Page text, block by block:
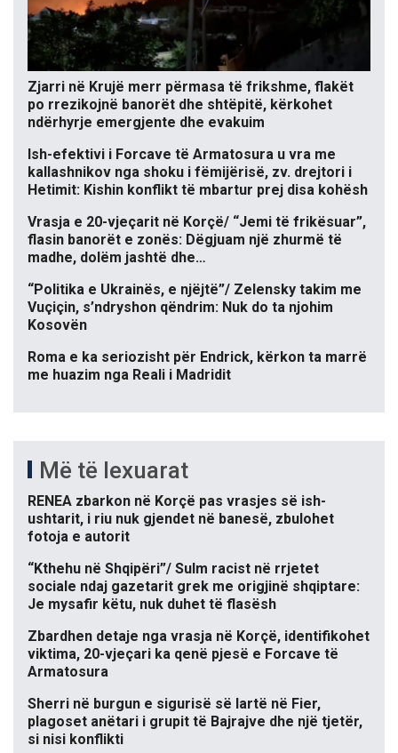
Zjarri në Krujë merr përmasa të frikshme, flakët
po rrezikojnë banorët dhe shtëpitë, kërkohet
ndërhyrje emergjente dhe evakuim
Ish-efektivi i Forcave të Armatosura u vra me
kallashnikov nga shoku i fëmijërisë, zv. drejtori i
Hetimit: Kishin konflikt të mbartur prej disa kohësh
Vrasja e 20-vjeçarit në Korçë/ “Jemi të frikësuar”,
flasin banorët e zonës: Dëgjuam një zhurmë të
madhe, dolëm jashtë dhe…
“Politika e Ukrainës, e njëjtë”/ Zelensky takim me
Vuçiçin, s’ndryshon qëndrim: Nuk do ta njohim
Kosovën
Roma e ka seriozisht për Endrick, kërkon ta marrë
me huazim nga Reali i Madridit
Më të lexuarat
RENEA zbarkon në Korçë pas vrasjes së ish-
ushtarit, i riu nuk gjendet në banesë, zbulohet
fotoja e autorit
“Kthehu në Shqipëri”/ Sulm racist në rrjetet
sociale ndaj gazetarit grek me origjinë shqiptare:
Je mysafir këtu, nuk duhet të flasësh
Zbardhen detaje nga vrasja në Korçë, identifikohet
viktima, 20-vjeçari ka qenë pjesë e Forcave të
Armatosura
Sherri në burgun e sigurisë së lartë në Fier,
plagoset anëtari i grupit të Bajrajve dhe një tjetër,
si nisi konflikti